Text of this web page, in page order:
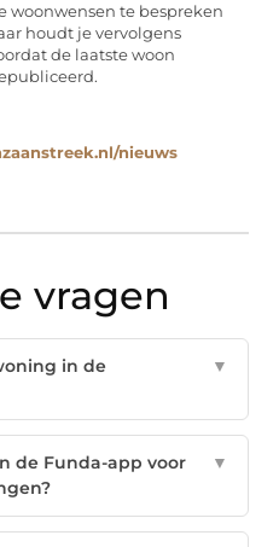
woonwensen te bespreken
houdt je vervolgens
de laatste woon
nieuws
vragen
in de
▼
de Funda-app voor
▼